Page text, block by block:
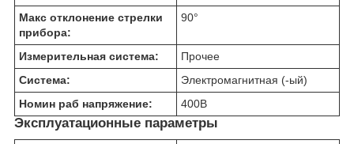
Макс отклонение стрелки
прибора:
90°
Измерительная система:
Прочее
Система:
Электромагнитная (-ый)
Номин раб напряжение:
400В
Эксплуатационные параметры